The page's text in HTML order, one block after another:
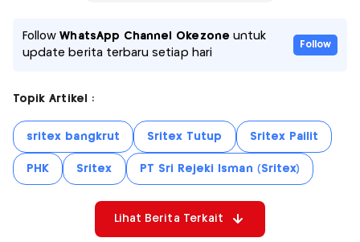
FollowWhatsApp Channel Okezone untuk
update berita terbaru setiap hari
Follow
Topik Artikel :
sritex bangkrut Sritex Tutup Sritex Pailit
PHK Sritex PT Sri Rejeki Isman (Sritex)
Lihat Berita Terkait